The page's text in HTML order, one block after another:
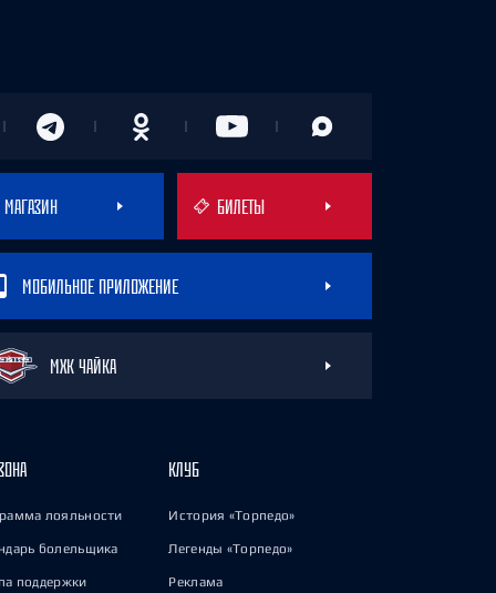
МАГАЗИН БИЛЕТЫ
МОБИЛЬНОЕ ПРИЛОЖЕНИЕ
МХК ЧАЙКА
лояльности
болельщика
поддержки
КЛУБ
История «Торпедо»
Легенды «Торпедо»
Реклама